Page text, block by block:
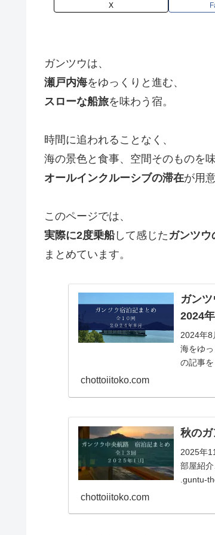
X
ガンツウは、
瀬戸内海をゆっくりと進む、
スローな船旅を味わう宿。
時間に追われることなく、
海の景色と食事、空間そのものを
オールインクルーシブの滞在が用
このページでは、
実際に2度乗船して感じた ガンツウ
まとめています。
ガン
2024
2024年8
海をゆ
の記事
chottoiitoko.com
秋のガ
2025年
部屋紹
.guntu-
chottoiitoko.com